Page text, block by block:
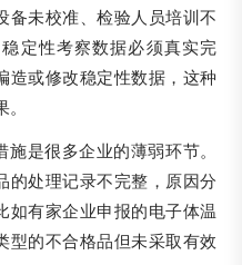
备未校准、检验人员培训不
定性考察数据必须真实完
造或修改稳定性数据，这种
是很多企业的薄弱环节。
的处理记录不完整，原因分
如有家企业申报的电子体温
型的不合格品但未采取有效